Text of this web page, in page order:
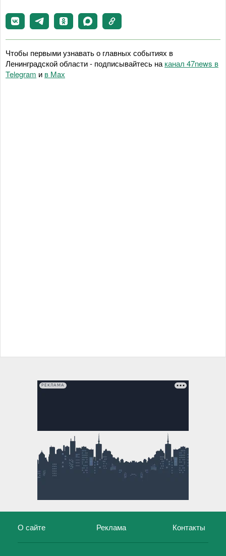
Чтобы первыми узнавать о главных событиях в
Ленинградской области - подписывайтесь на канал 47news в
Telegram и в Maх
РЕКЛАМА
О сайте Реклама Контакты